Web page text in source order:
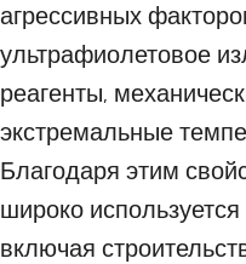
агрессивных
ультрафиолетовое
реагенты,
экстремальные
Благодаря этим
широко
включая